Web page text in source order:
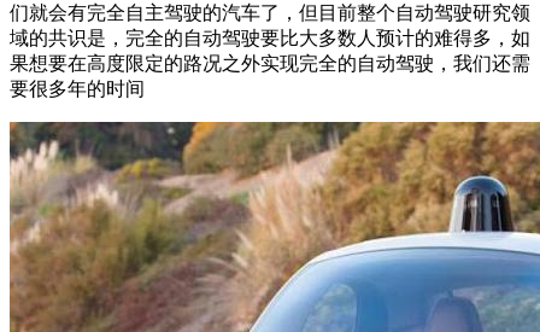
们就会有完全自主驾驶的汽车了，但目前整个自动驾驶研究领
域的共识是，完全的自动驾驶要比大多数人预计的难得多，如
果想要在高度限定的路况之外实现完全的自动驾驶，我们还需
要很多年的时间